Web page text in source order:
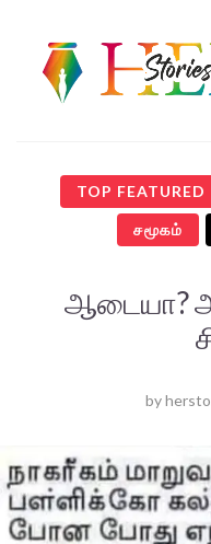
TOP FEATURED
சமூகம்
ஆடையா?
by